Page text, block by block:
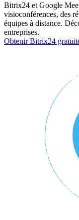
Bitrix24 et Google
visioconférences, des
équipes à distance.
entreprises.
Obtenir Bitrix24